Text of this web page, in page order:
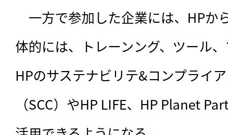
一方で参加した企業には、HPか
体的には、トレーンング、ツール
HPのサステナビリテ&コンプライ
（SCC）やHP LIFE、HP Planet